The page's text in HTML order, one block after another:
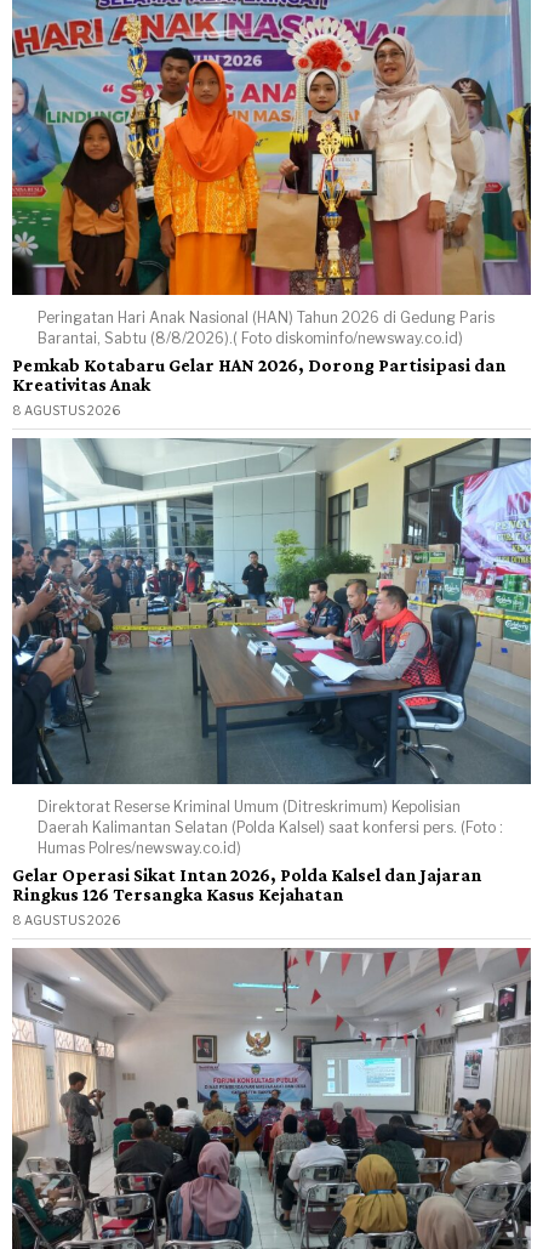
Peringatan Hari Anak Nasional (HAN) Tahun 2026 di Gedung Paris
Barantai, Sabtu (8/8/2026).( Foto diskominfo/newsway.co.id)
Pemkab Kotabaru Gelar HAN 2026, Dorong Partisipasi dan
Kreativitas Anak
8 AGUSTUS 2026
Direktorat Reserse Kriminal Umum (Ditreskrimum) Kepolisian
Daerah Kalimantan Selatan (Polda Kalsel) saat konfersi pers. (Foto :
Humas Polres/newsway.co.id)
Gelar Operasi Sikat Intan 2026, Polda Kalsel dan Jajaran
Ringkus 126 Tersangka Kasus Kejahatan
8 AGUSTUS 2026